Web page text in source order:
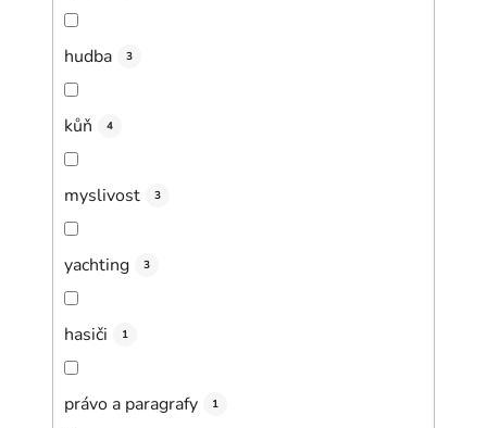
hudba 3
kůň 4
myslivost 3
yachting 3
hasiči 1
právo a paragrafy 1